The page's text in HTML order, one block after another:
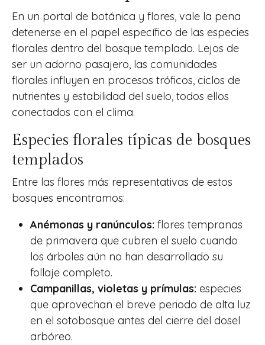
En un portal de botánica y flores, vale la pena
detenerse en el papel específico de las especies
florales dentro del bosque templado. Lejos de
ser un adorno pasajero, las comunidades
florales influyen en procesos tróficos, ciclos de
nutrientes y estabilidad del suelo, todos ellos
conectados con el clima.
Especies florales típicas de bosques
templados
Entre las flores más representativas de estos
bosques encontramos:
Anémonas y ranúnculos: flores tempranas
de primavera que cubren el suelo cuando
los árboles aún no han desarrollado su
follaje completo.
Campanillas, violetas y prímulas: especies
que aprovechan el breve periodo de alta luz
en el sotobosque antes del cierre del dosel
arbóreo.